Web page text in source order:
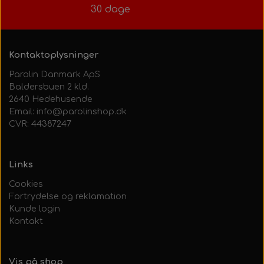
30 dage
Kontaktoplysninger
Parolin Danmark ApS
Baldersbuen 2 kld.
2640 Hedehusende
Email: info@parolinshop.dk
CVR: 44387247
Links
Cookies
Fortrydelse og reklamation
Kunde login
Kontakt
Vis på shop